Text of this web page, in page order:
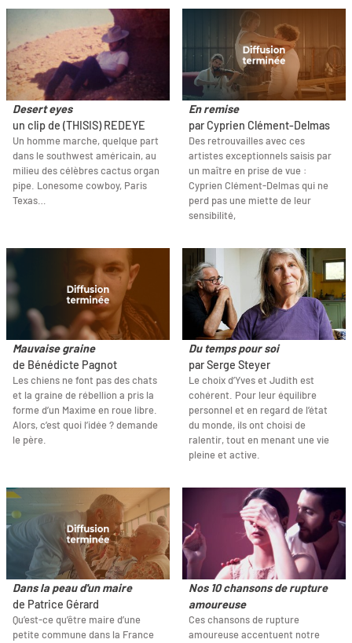
Desert eyes
un clip de (THISIS) REDEYE
Un homme marche, quelque part
dans le southwest américain, au
milieu des célèbres cactus organ
pipe. Lonesome cowboy, Paris
Texas…
En remise
par Cyprien Clément-Delmas
Des retrouvailles avec ces
artistes exceptionnels saisis par
un maître en prise de vue :
Cyprien Clément-Delmas qui ne
perd pas une miette de leur
sensibilité,
Mauvaise graine
de Bénédicte Pagnot
Les chiens ne font pas des chats
et la graine de rébellion a pris la
forme d’un Maxime en roue libre.
Alors, c’est quoi l’idée ? demande
le père.
Du temps pour soi
par Serge Steyer
Le choix d’Yves et Judith est
cohérent. Pour leur équilibre
personnel et en regard de l’état
du monde, ils ont choisi de
ralentir, tout en menant une vie
pleine et active.
Dans la peau d'un maire
de Patrice Gérard
Qu’est-ce qu’être maire d’une
petite commune dans la France
Nos 10 chansons de rupture
amoureuse
Ces chansons de rupture
amoureuse accentuent notre